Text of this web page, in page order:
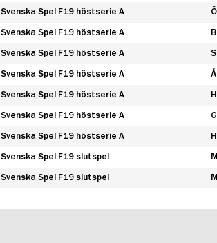
Svenska Spel F19 höstserie A
Svenska Spel F19 höstserie A
Svenska Spel F19 höstserie A
Svenska Spel F19 höstserie A
Svenska Spel F19 höstserie A
Svenska Spel F19 höstserie A
Svenska Spel F19 höstserie A
Svenska Spel F19 slutspel
Svenska Spel F19 slutspel